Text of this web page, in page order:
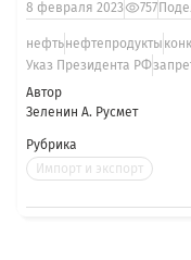
Автор
Зеленин А. Русмет
Рубрика
Импорт и экспорт
8 февраля 2023 757
нефтьнефтепродукты
Указ Президента РФ